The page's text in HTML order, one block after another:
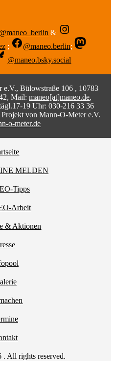
@maneo_berlin &
; @maneo.berlin;
@maneo.bsky.social
Bülowstraße 106 , 10783
Mail:maneo[at]maneo.de,
19 Uhr: 030-216 33 36
von Mann-O-Meter e.V.
o-meter.de
MELDEN
Tipps
Arbeit
& Aktionen
All rights reserved.